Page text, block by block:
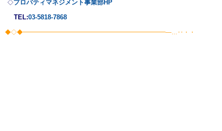
◇プロパティマネジメント事業部HP
TEL:03-5818-7868
◆◇◆━━━━━━━━━━━━━━━━━━━━━━━━―…‥・・